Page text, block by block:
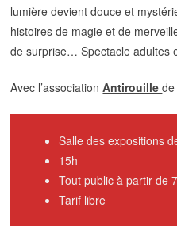
lumière devient douce et
histoires de magie et de
de surprise… Spectacle adultes
Avec l’associationAntirouillede
Salle des expositions
15h
Tout public à partir de
Tarif libre